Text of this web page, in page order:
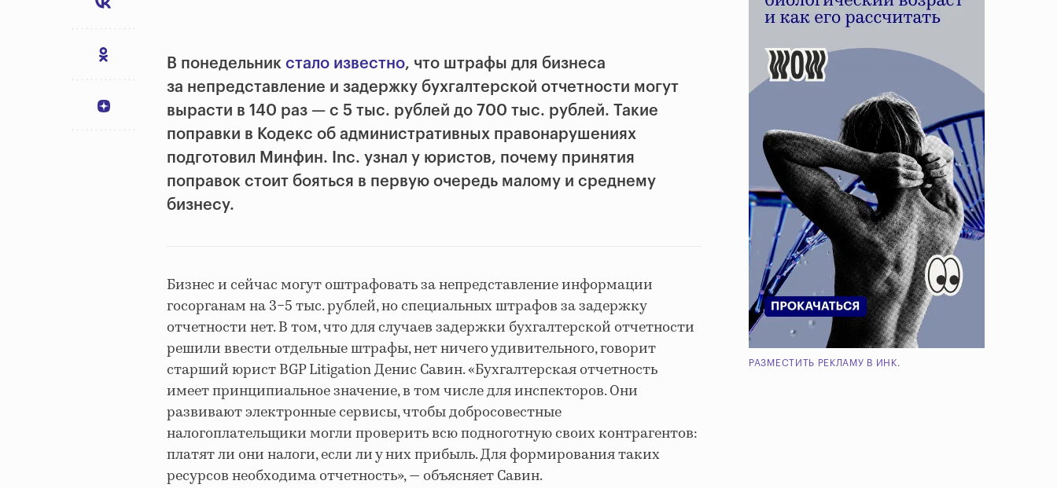
В понедельник стало известно, что штрафы для бизнеса
за непредставление и задержку бухгалтерской отчетности могут
вырасти в 140 раз — с 5 тыс. рублей до 700 тыс. рублей. Такие
поправки в Кодекс об административных правонарушениях
подготовил Минфин. Inc. узнал у юристов, почему принятия
поправок стоит бояться в первую очередь малому и среднему
бизнесу.
Бизнес и сейчас могут оштрафовать за непредставление информации
госорганам на 3−5 тыс. рублей, но специальных штрафов за задержку
отчетности нет. В том, что для случаев задержки бухгалтерской отчетности
решили ввести отдельные штрафы, нет ничего удивительного, говорит
старший юрист BGP Litigation Денис Савин. «Бухгалтерская отчетность
имеет принципиальное значение, в том числе для инспекторов. Они
развивают электронные сервисы, чтобы добросовестные
налогоплательщики могли проверить всю подноготную своих контрагентов:
платят ли они налоги, если ли у них прибыль. Для формирования таких
ресурсов необходима отчетность», — объясняет Савин.
РАЗМЕСТИТЬ РЕКЛАМУ В ИНК.